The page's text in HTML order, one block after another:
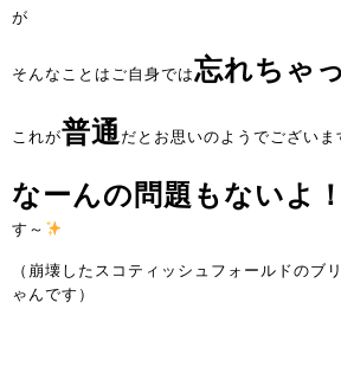
が
そんなことはご自身では忘れちゃ
これが普通 だとお思いのようでございま
なーんの問題もないよ！
す～
（崩壊したスコティッシュフォールドのブ
ゃんです）